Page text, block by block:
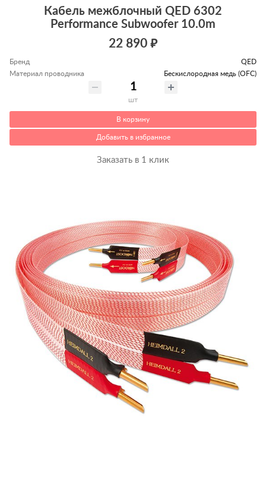
Кабель межблочный QED 6302
Performance Subwoofer 10.0m
22 890 ₽
Бренд
QED
Материал проводника
Беcкислородная медь (OFC)
шт
В корзину
Добавить в избранное
Заказать в 1 клик